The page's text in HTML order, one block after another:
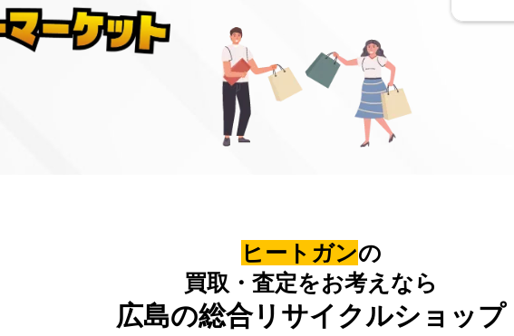
ヒートガンの
買取・査定をお考えなら
広島の総合リサイクルショップ